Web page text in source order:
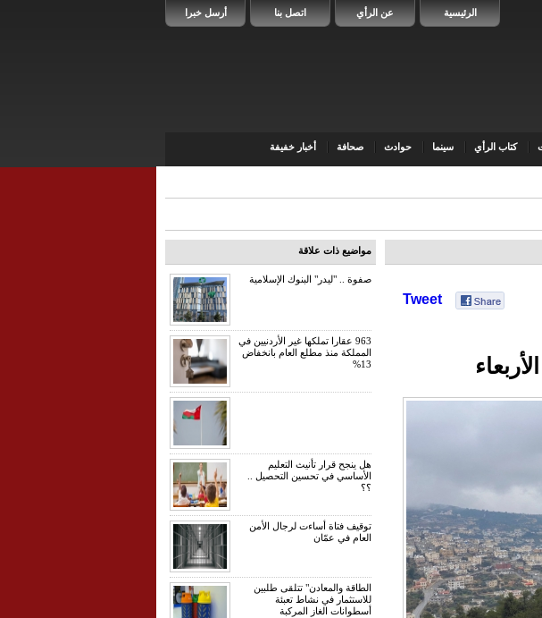
أرسل خبرا اتصل بنا عن الرأي الرئيسية
كتاب الرأي سينما حوادث صحافة أخبار خفيفة
Tweet
مواضيع ذات علاقة
صفوة .. "ليدر" البنوك الإسلامية
963 عقارا تملكها غير الأردنيين في
المملكة منذ مطلع العام بانخفاض
13%
هل ينجح قرار تأنيث التعليم
الأساسي في تحسين التحصيل ..
؟؟
توقيف فتاة أساءت لرجال الأمن
العام في عمّان
الطاقة والمعادن" تتلقى طلبين
للاستثمار في نشاط تعبئة
أسطوانات الغاز المركبة